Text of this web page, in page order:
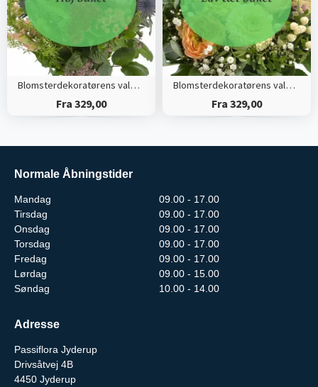
Blomsterdekoratørens valg (Høj)
Fra 329,00
Blomsterdekoratørens valg (Tæt)
Fra 329,00
Normale Åbningstider
Mandag
09.00 - 17.00
Tirsdag
09.00 - 17.00
Onsdag
09.00 - 17.00
Torsdag
09.00 - 17.00
Fredag
09.00 - 17.00
Lørdag
09.00 - 15.00
Søndag
10.00 - 14.00
Adresse
Passiflora Jyderup
Drivsåtvej 4B
4450 Jyderup